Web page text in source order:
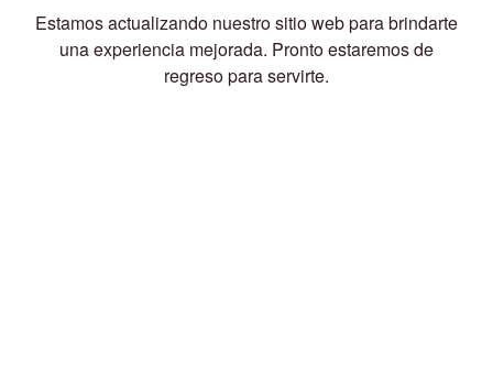
Estamos actualizando nuestro sitio web para brindarte
una experiencia mejorada. Pronto estaremos de
regreso para servirte.